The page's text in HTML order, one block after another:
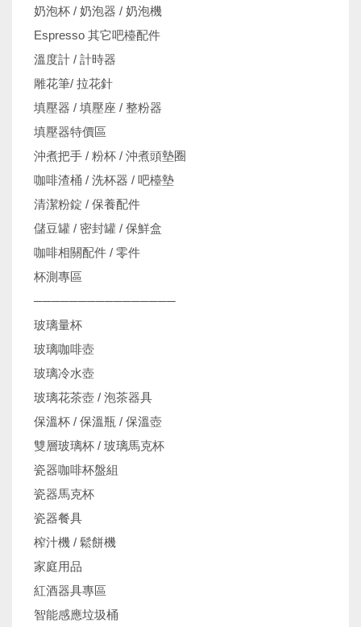
奶泡杯 / 奶泡器 / 奶泡機
Espresso 其它吧檯配件
溫度計 / 計時器
雕花筆/ 拉花針
填壓器 / 填壓座 / 整粉器
填壓器特價區
沖煮把手 / 粉杯 / 沖煮頭墊圈
咖啡渣桶 / 洗杯器 / 吧檯墊
清潔粉錠 / 保養配件
儲豆罐 / 密封罐 / 保鮮盒
咖啡相關配件 / 零件
杯測專區
────────────────
玻璃量杯
玻璃咖啡壺
玻璃冷水壺
玻璃花茶壺 / 泡茶器具
保溫杯 / 保溫瓶 / 保溫壺
雙層玻璃杯 / 玻璃馬克杯
瓷器咖啡杯盤組
瓷器馬克杯
瓷器餐具
榨汁機 / 鬆餅機
家庭用品
紅酒器具專區
智能感應垃圾桶